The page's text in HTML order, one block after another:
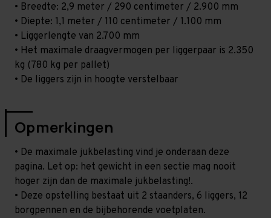
• Breedte: 2,9 meter / 290 centimeter / 2.900 mm
• Diepte: 1,1 meter / 110 centimeter / 1.100 mm
• Liggerlengte van 2.700 mm
• Het maximale draagvermogen per liggerpaar is 2.350
kg (780 kg per pallet)
• De liggers zijn in hoogte verstelbaar
Opmerkingen
• De maximale jukbelasting vind je onderaan deze
pagina. Let op: het gewicht in een sectie mag nooit
hoger zijn dan de maximale jukbelasting!.
• Deze opstelling bestaat uit 2 staanders, 6 liggers, 12
borgpennen en de bijbehorende voetplaten.